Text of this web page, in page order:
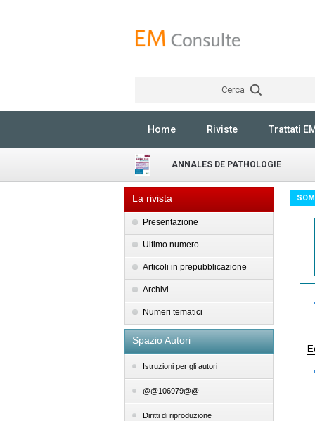
Cerca
Home Riviste Trattati
ANNALES DE PATHOLOGIE
La rivista
Presentazione
Ultimo numero
Articoli in prepubblicazione
Archivi
Numeri tematici
Spazio Autori
Istruzioni per gli autori
@@106979@@
Diritti di riproduzione